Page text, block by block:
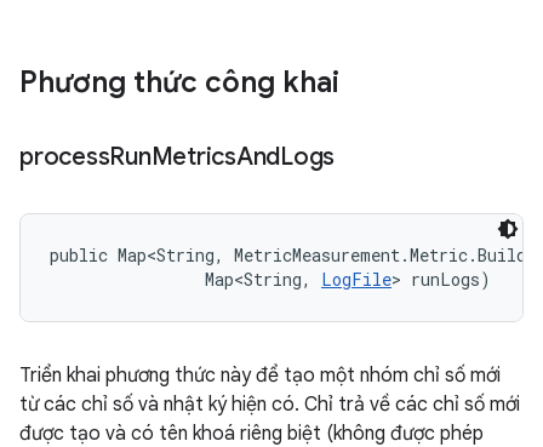
Phương thức công khai
processRunMetricsAndLogs
public Map<String,
                Map<String,
LogFile> runLogs)
Triển khai phương thức này để tạo một nhóm chỉ số mới
từ các chỉ số và nhật ký hiện có. Chỉ trả về các chỉ số mới
được tạo và có tên khoá riêng biệt (không được phép